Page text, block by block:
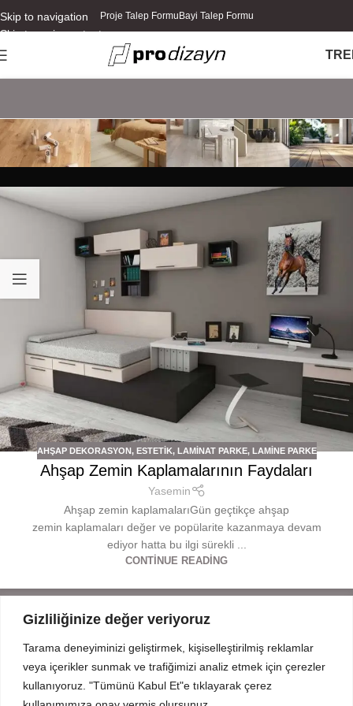
Gizliliğinize değer veriyoruz
Tarama deneyiminizi geliştirmek, kişiselleştirilmiş reklamlar
veya içerikler sunmak ve trafiğimizi analiz etmek için çerezler
kullanıyoruz. "Tümünü Kabul Et"e tıklayarak çerez
Skip to navigation
Skip to main content
Proje Talep Formu Bayi Talep Formu
TR
AHŞAP DEKORASYON, ESTETIK, LAMINAT PARKE, LAMINE PARKE
Ahşap Zemin Kaplamalarının Faydaları
Yasemin
Ahşap zemin kaplamalarıGün geçtikçe ahşap
zemin kaplamaları değer ve popülarite kazanmaya devam
ediyor hatta bu ilgi sürekli ...
CONTINUE READING
Mahmut Şevket Paşa Cd. No 52 Beykoz Istanbul
+90 216 319 52 07
info@prodizayn.com.tr